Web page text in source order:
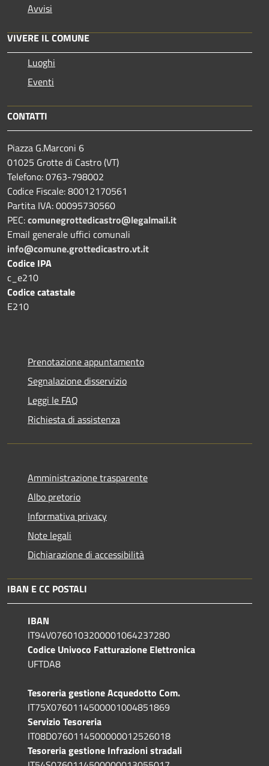
Avvisi
VIVERE IL COMUNE
Luoghi
Eventi
CONTATTI
Piazza G.Marconi 6
01025 Grotte di Castro (VT)
Telefono: 0763-798002
Codice Fiscale: 80012170561
Partita IVA: 00095730560
PEC:comunegrottedicastro@legalmail.it
Email generale uffici comunali
info@comune.grottedicastro.vt.it
Codice IPA
c_e210
Codice catastale
E210
Prenotazione appuntamento
Segnalazione disservizio
Leggi le FAQ
Richiesta di assistenza
Amministrazione trasparente
Albo pretorio
Informativa privacy
Note legali
Dichiarazione di accessibilità
IBAN E CC POSTALI
IBAN
IT94V0760103200001064237280
Codice Univoco Fatturazione Elettronica
UFTDA8
Tesoreria gestione Acquedotto Com.
IT75X0760114500001004851869
Servizio Tesoreria
IT08D0760114500000012526018
Tesoreria gestione Infrazioni stradali